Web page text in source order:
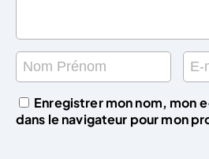
Enregistrer mon nom, mon
dans le navigateur pour mon